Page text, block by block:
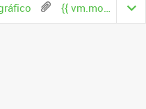
{{ vm.model.fileName }}